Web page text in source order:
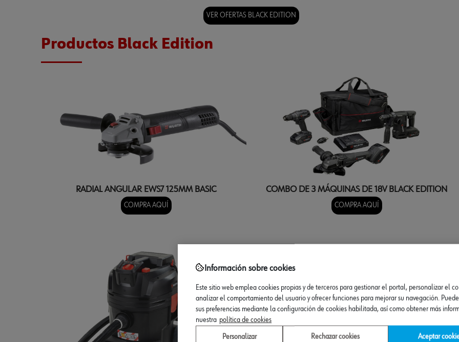
VER OFERTAS BLACK EDITION
Productos Black Edition
RADIAL ANGULAR EWS7 125MM BASIC
COMPRA AQUÍ
COMBO DE 3 MÁQUINAS DE 18V BLACK EDITION
COMPRA AQUÍ
Información sobre cookies
Este sitio web emplea cookies propias y de terceros para gestionar el portal, personalizar el
analizar el comportamiento del usuario y ofrecer funciones para mejorar su navegación.
sus preferencias mediante la configuración de cookies habilitada, así como obtener más
nuestra política de cookies
Personalizar Rechazar cookies Aceptar